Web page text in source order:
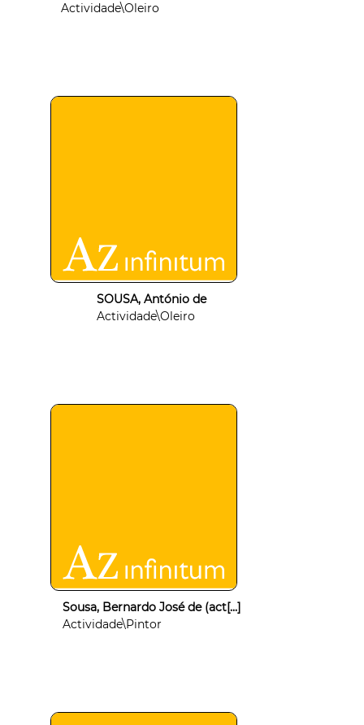
Actividade\Oleiro
SOUSA, António de
Actividade\Oleiro
Sousa, Bernardo José de (act[...]
Actividade\Pintor